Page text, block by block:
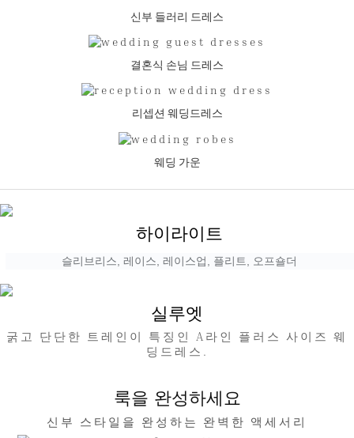
신부 들러리 드레스
결혼식 손님 드레스
리셉션 웨딩드레스
웨딩 가운
하이라이트
슬리브리스, 레이스, 레이스업, 플리트, 오프숄더
실루엣
굵고 단단한 트레인이 특징인 A라인 플러스 사이즈 웨
딩드레스.
룩을 완성하세요
신부 스타일을 완성하는 완벽한 액세서리